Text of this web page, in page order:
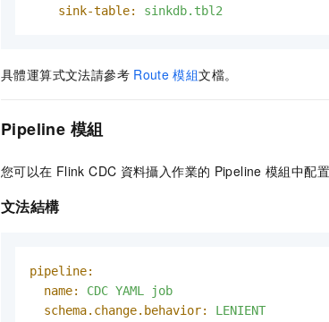
sink-table:
sinkdb.tbl2
具體運算式文法請參考 Route 模組文檔。
Pipeline 模組
您可以在 Flink CDC 資料攝入作業的 Pipeline 模組中配
文法結構
pipeline:
name:
CDC YAML
job
schema.change.behavior:
LENIENT